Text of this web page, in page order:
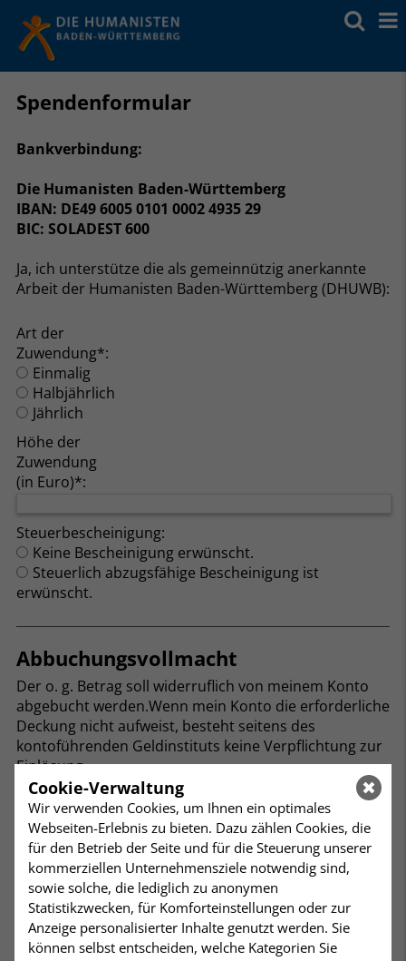
Spendenformular
Bankverbindung:
Die Humanisten Baden-Württemberg
IBAN: DE49 6005 0101 0002 4935 29
BIC: SOLADEST 600
Ja, ich unterstütze die als gemeinnützig anerkannte
Arbeit der Humanisten Baden-Württemberg (DHUWB):
Art der
Zuwendung*:
Einmalig
Halbjährlich
Jährlich
Höhe der
Zuwendung
(in Euro)*:
Steuerbescheinigung:
Keine Bescheinigung erwünscht.
Steuerlich abzugsfähige Bescheinigung ist
erwünscht.
Abbuchungsvollmacht
Der o. g. Betrag soll widerruflich von meinem Konto
abgebucht werden.Wenn mein Konto die erforderliche
Deckung nicht aufweist, besteht seitens des
kontoführenden Geldinstituts keine Verpflichtung zur
Einlösung.
7Art der
Zuwendung*:
Einmalig
Halbjährlich
Jährlich
8Art der
Zuwendung*:
Einmalig
Cookie-Verwaltung
Wir verwenden Cookies, um Ihnen ein optimales
Webseiten-Erlebnis zu bieten. Dazu zählen Cookies, die
für den Betrieb der Seite und für die Steuerung unserer
kommerziellen Unternehmensziele notwendig sind,
sowie solche, die lediglich zu anonymen
Statistikzwecken, für Komforteinstellungen oder zur
Anzeige personalisierter Inhalte genutzt werden. Sie
können selbst entscheiden, welche Kategorien Sie